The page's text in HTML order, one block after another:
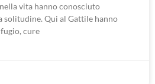
vita hanno conosciuto
solitudine. Qui al Gattile hanno
cure